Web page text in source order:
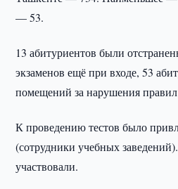
— 53.
13 абитуриентов были
экзаменов ещё при входе, 53
помещений за нарушения
К проведению тестов было
(сотрудники учебных
участвовали.